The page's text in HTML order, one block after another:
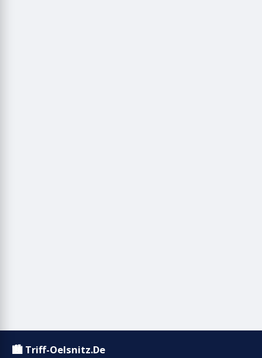
🏙️ Triff-Oelsnitz.De